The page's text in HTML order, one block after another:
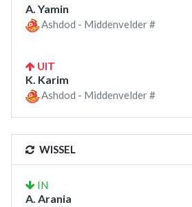
A. Yamin
Ashdod - Middenvelder #
UIT
K. Karim
Ashdod - Middenvelder #
WISSEL
IN
A. Arania